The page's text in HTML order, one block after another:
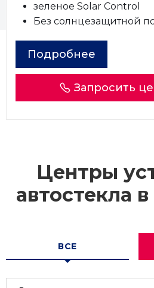
зеленое Solar Control
Без солнцезащитной
Подробнее
Запросить
Центры
автостекла в
ВСЕ